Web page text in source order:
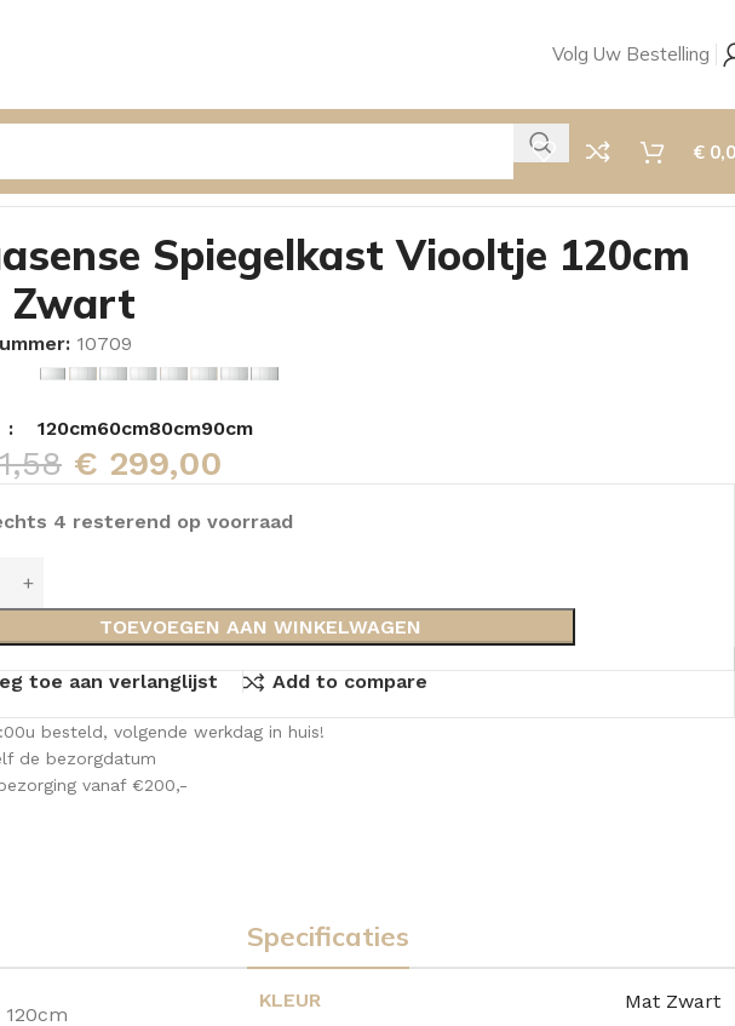
Volg Uw Bestelling
€
Spiegelkast Viooltje 120cm
Zwart
10709
120cm60cm80cm90cm
€ 299,00
4 resterend op voorraad
TOEVOEGEN AAN WINKELWAGEN
toe aan verlanglijst Add to compare
besteld, volgende werkdag in huis!
de bezorgdatum
vanaf €200,-
Specificaties
KLEUR Mat Zwart